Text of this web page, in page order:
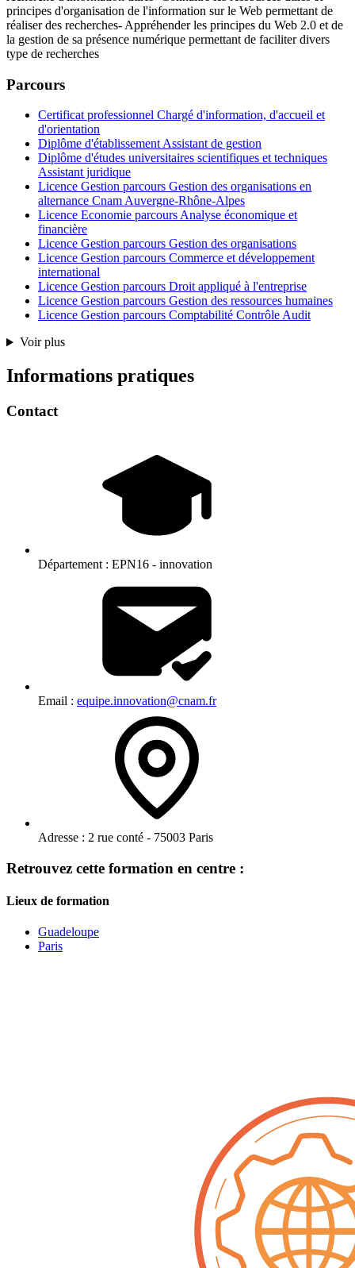
principes d'organisation de l'information sur le Web permettant de
réaliser des recherches- Appréhender les principes du Web 2.0 et de
la gestion de sa présence numérique permettant de faciliter divers
type de recherches
Parcours
Certificat professionnel Chargé d'information, d'accueil et
d'orientation
Diplôme d'établissement Assistant de gestion
Diplôme d'études universitaires scientifiques et techniques
Assistant juridique
Licence Gestion parcours Gestion des organisations en
alternance Cnam Auvergne-Rhône-Alpes
Licence Economie parcours Analyse économique et
financière
Licence Gestion parcours Gestion des organisations
Licence Gestion parcours Commerce et développement
international
Licence Gestion parcours Droit appliqué à l'entreprise
Licence Gestion parcours Gestion des ressources humaines
Licence Gestion parcours Comptabilité Contrôle Audit
Voir plus
Informations pratiques
Contact
Département : EPN16 - innovation
Email : equipe.innovation@cnam.fr
Adresse : 2 rue conté - 75003 Paris
Retrouvez cette formation en centre :
Lieux de formation
Guadeloupe
Paris